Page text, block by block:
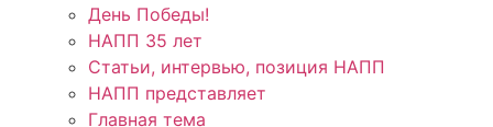
День Победы!
НАПП 35 лет
Статьи, интервью, позиция НАПП
НАПП представляет
Главная тема